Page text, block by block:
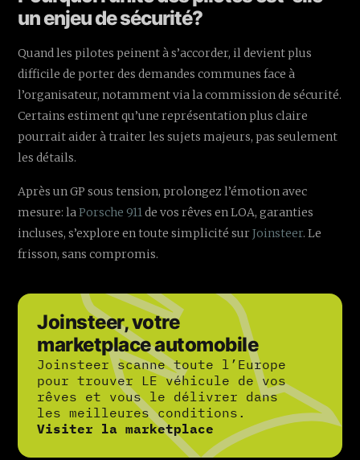
un enjeu de sécurité?
Quand les pilotes peinent à s’accorder, il devient plus
difficile de porter des demandes communes face à
l’organisateur, notamment via la commission de sécurité.
Certains estiment qu’une représentation plus claire
pourrait aider à traiter les sujets majeurs, pas seulement
les détails.
Après un GP sous tension, prolongez l’émotion avec
mesure: laPorsche 911de vos rêves en LOA, garanties
incluses, s’explore en toute simplicité surJoinsteer. Le
frisson, sans compromis.
Joinsteer, votre
marketplace automobile
Joinsteer scanne toute l’Europe
pour trouver LE véhicule de vos
rêves et vous le délivrer dans
les meilleures conditions.
Visiter la marketplace